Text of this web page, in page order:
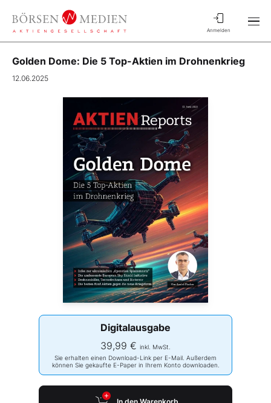
Anmelden
Golden Dome: Die 5 Top-Aktien im Drohnenkrieg
12.06.2025
Digitalausgabe
39,99 € inkl. MwSt.
Sie erhalten einen Download-Link per E-Mail. Außerdem
können Sie gekaufte E-Paper in Ihrem Konto downloaden.